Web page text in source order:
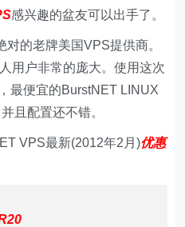
感兴趣的盆友可以出手了。
对的老牌美国VPS提供商。
用户非常的庞大。使用这次
最便宜的BurstNET LINUX
且配置还不错。
VPS最新(2012年2月)优惠